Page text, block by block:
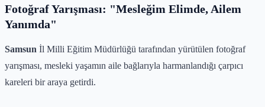
Fotoğraf Yarışması: "Mesleğim Elimde, Ailem
Yanımda"
Samsun İl Milli Eğitim Müdürlüğü tarafından yürütülen fotoğraf
yarışması, mesleki yaşamın aile bağlarıyla harmanlandığı çarpıcı
kareleri bir araya getirdi.